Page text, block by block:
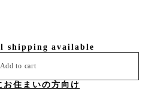
shipping available
Add to cart
お住まいの方向け